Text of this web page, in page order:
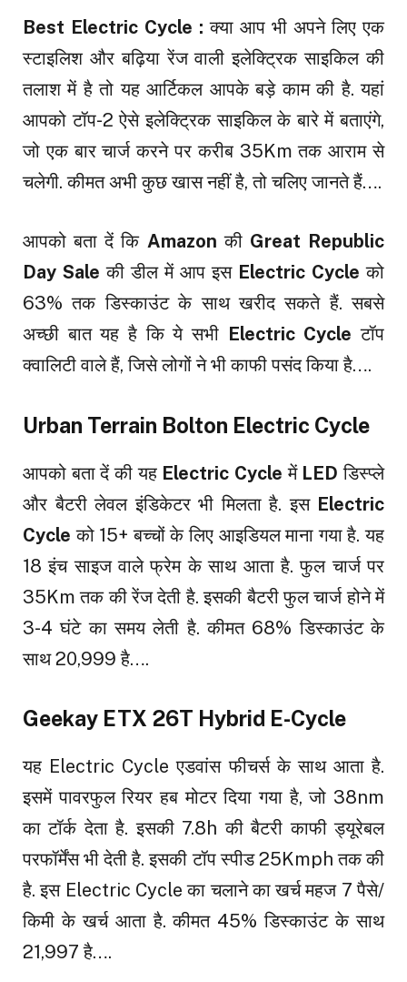
Best Electric Cycle :क्या आप भी अपने लिए एक
स्टाइलिश और बढ़िया रेंज वाली इलेक्ट्रिक साइकिल की
तलाश में है तो यह आर्टिकल आपके बड़े काम की है. यहां
आपको टॉप-2 ऐसे इलेक्ट्रिक साइकिल के बारे में बताएंगे,
जो एक बार चार्ज करने पर करीब 35Km तक आराम से
चलेगी. कीमत अभी कुछ खास नहीं है, तो चलिए जानते हैं….
आपको बता दें कि Amazonकी Great Republic
Day Sale की डील में आप इस Electric Cycle को
63% तक डिस्काउंट के साथ खरीद सकते हैं. सबसे
अच्छी बात यह है कि ये सभी Electric Cycle टॉप
क्वालिटी वाले हैं, जिसे लोगों ने भी काफी पसंद किया है….
Urban Terrain Bolton Electric Cycle
आपको बता दें की यह Electric Cycleमें LEDडिस्प्ले
और बैटरी लेवल इंडिकेटर भी मिलता है. इस Electric
Cycle को 15+ बच्चों के लिए आइडियल माना गया है. यह
18 इंच साइज वाले फ्रेम के साथ आता है. फुल चार्ज पर
35Km तक की रेंज देती है. इसकी बैटरी फुल चार्ज होने में
3-4 घंटे का समय लेती है. कीमत 68% डिस्काउंट के
साथ ₹20,999 है….
Geekay ETX 26T Hybrid E-Cycle
यह Electric Cycle एडवांस फीचर्स के साथ आता है.
इसमें पावरफुल रियर हब मोटर दिया गया है, जो 38nm
का टॉर्क देता है. इसकी 7.8h की बैटरी काफी ड्यूरेबल
परफॉर्मेंस भी देती है. इसकी टॉप स्पीड 25Kmph तक की
है. इस Electric Cycle का चलाने का खर्च महज 7 पैसे/
किमी के खर्च आता है. कीमत 45% डिस्काउंट के साथ
₹21,997 है….